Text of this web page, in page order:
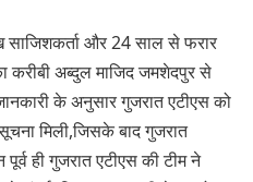
साजिशकर्ता और 24 साल से फरार
करीबी अब्दुल माजिद जमशेदपुर से
के अनुसार गुजरात एटीएस को
मिली,जिसके बाद गुजरात
ही गुजरात एटीएस की टीम ने